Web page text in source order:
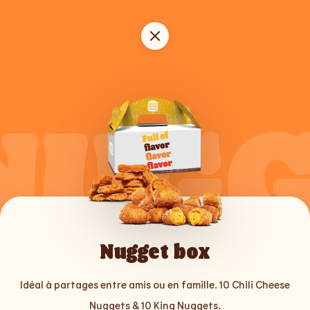
Nugget box
Idéal à partages entre amis ou en famille. 10 Chili Cheese
Nuggets & 10 King Nuggets.